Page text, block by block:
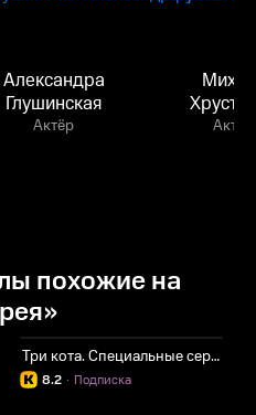
Александра
Глушинская
Актёр Актёр
похожие на
Три кота. Специальные серии
8.2 Подписка
·